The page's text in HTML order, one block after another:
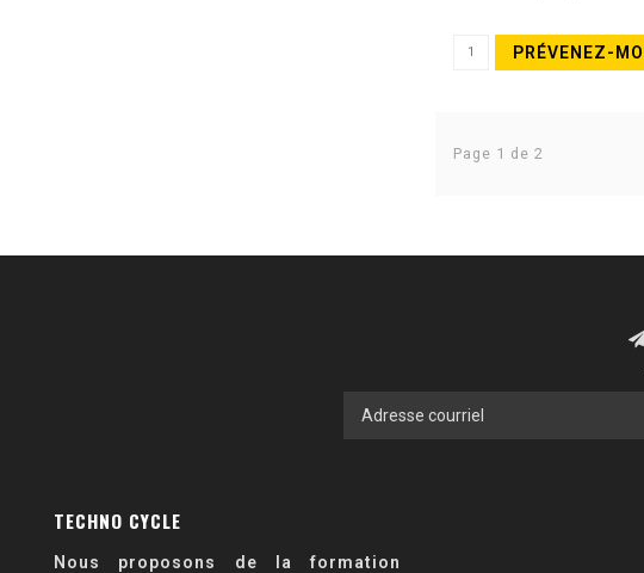
PRÉVENEZ-MOI
Page 1 de 2
TECHNO CYCLE
Nous proposons de la formation